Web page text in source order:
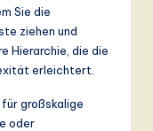
Sie die
ziehen und
Hierarchie, die die
erleichtert.
großskalige
oder